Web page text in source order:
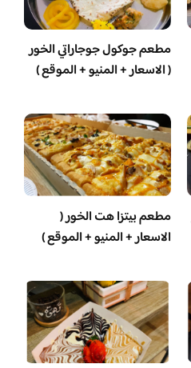
مطعم جوكول جوجاراتي الخور
( الاسعار + المنيو + الموقع )
مطعم بيتزا هت الخور (
الاسعار + المنيو + الموقع )